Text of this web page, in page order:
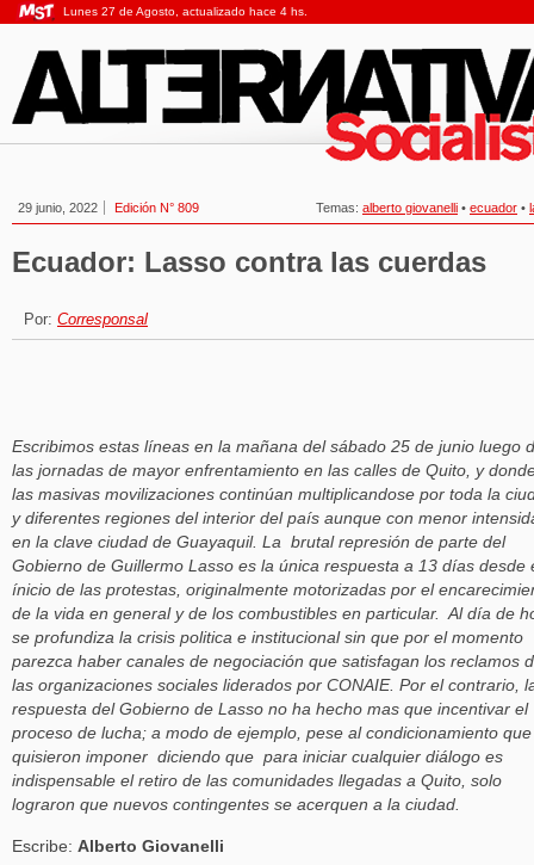
Lunes 27 de Agosto, actualizado hace 4 hs.
29 junio, 2022 Edición N° 809 Temas: alberto giovanelli • ecuador •
Ecuador: Lasso contra las cuerdas
Por: Corresponsal
Escribimos estas líneas en la mañana del sábado 25 de junio luego
las jornadas de mayor enfrentamiento en las calles de Quito, y
las masivas movilizaciones continúan multiplicandose por toda la
y diferentes regiones del interior del país aunque con menor
en la clave ciudad de Guayaquil. La brutal represión de parte del
Gobierno de Guillermo Lasso es la única respuesta a 13 días desde
ínicio de las protestas, originalmente motorizadas por el
de la vida en general y de los combustibles en particular. Al día de
se profundiza la crisis politica e institucional sin que por el momento
parezca haber canales de negociación que satisfagan los reclamos
las organizaciones sociales liderados por CONAIE. Por el contrario,
respuesta del Gobierno de Lasso no ha hecho mas que incentivar el
proceso de lucha; a modo de ejemplo, pese al condicionamiento que
quisieron imponer diciendo que para iniciar cualquier diálogo es
indispensable el retiro de las comunidades llegadas a Quito, solo
lograron que nuevos contingentes se acerquen a la ciudad.
Escribe: Alberto Giovanelli